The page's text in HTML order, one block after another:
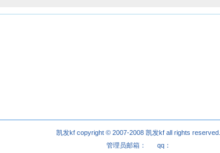
凯发kf copyright © 2007-2008 凯发kf all rights reserved.
管理员邮箱： qq：